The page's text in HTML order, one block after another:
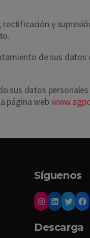
y
de sus datos
sus datos
página web
Síguenos
Descarga